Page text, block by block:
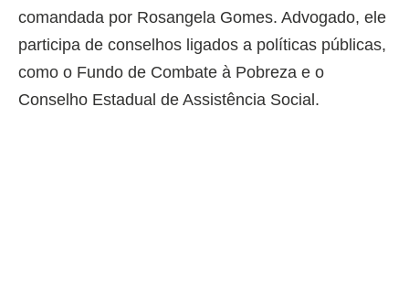
comandada por Rosangela Gomes. Advogado, ele
participa de conselhos ligados a políticas públicas,
como o Fundo de Combate à Pobreza e o
Conselho Estadual de Assistência Social.